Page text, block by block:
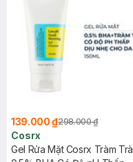
139.000 ₫298.000 ₫
Cosrx
Gel Rửa Mặt Cosrx Tràm Trà,